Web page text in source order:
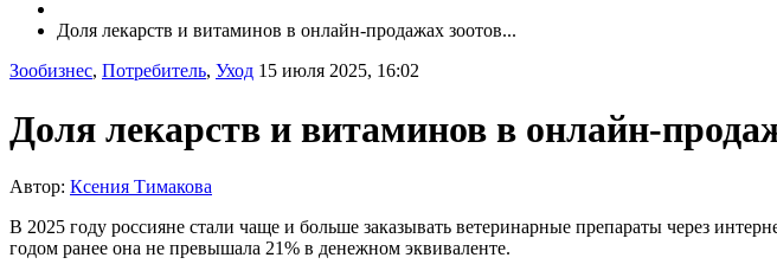
Доля лекарств и витаминов в онлайн-продажах зоотов...
Зообизнес, Потребитель, Уход 15 июля 2025, 16:02
Доля лекарств и витаминов в онлайн-
Автор: Ксения Тимакова
В 2025 году россияне стали чаще и больше заказывать ветеринарные препараты через
годом ранее она не превышала 21% в денежном эквиваленте.